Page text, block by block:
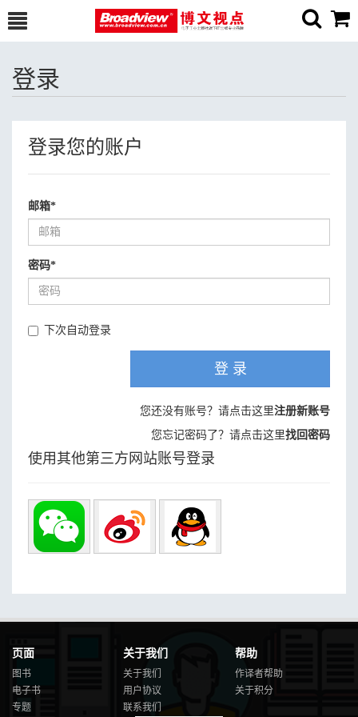
登录
登录您的账户
邮箱*
密码*
下次自动登录
登 录
您还没有账号？请点击这里注册新账号
您忘记密码了？请点击这里找回密码
使用其他第三方网站账号登录
页面
图书
电子书
专题
关于我们
关于我们
用户协议
联系我们
帮助
作译者帮助
关于积分